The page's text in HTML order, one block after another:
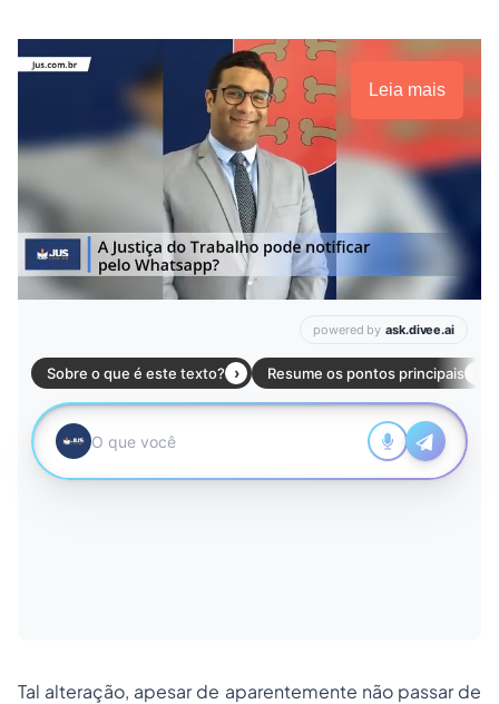
Leia mais
Tal alteração, apesar de aparentemente não passar de